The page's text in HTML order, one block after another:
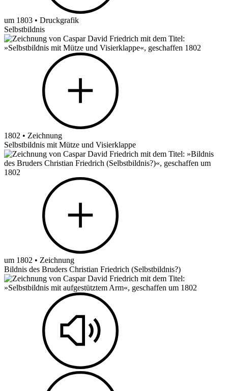
um 1803 • Druckgrafik
Selbstbildnis
1802 • Zeichnung
Selbstbildnis mit Mütze und Visierklappe
um 1802 • Zeichnung
Bildnis des Bruders Christian Friedrich (Selbstbildnis?)